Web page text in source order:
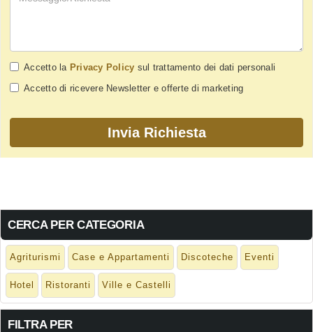
Accetto la Privacy Policy sul trattamento dei dati personali
Accetto di ricevere Newsletter e offerte di marketing
CERCA PER CATEGORIA
Agriturismi Case e Appartamenti Discoteche Eventi
Hotel Ristoranti Ville e Castelli
FILTRA PER